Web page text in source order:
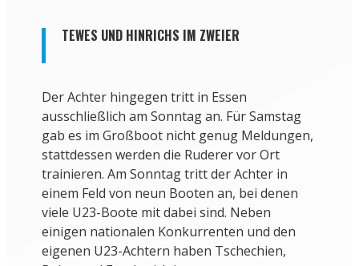
TEWES UND HINRICHS IM ZWEIER
Der Achter hingegen tritt in Essen
ausschließlich am Sonntag an. Für Samstag
gab es im Großboot nicht genug Meldungen,
stattdessen werden die Ruderer vor Ort
trainieren. Am Sonntag tritt der Achter in
einem Feld von neun Booten an, bei denen
viele U23-Boote mit dabei sind. Neben
einigen nationalen Konkurrenten und den
eigenen U23-Achtern haben Tschechien,